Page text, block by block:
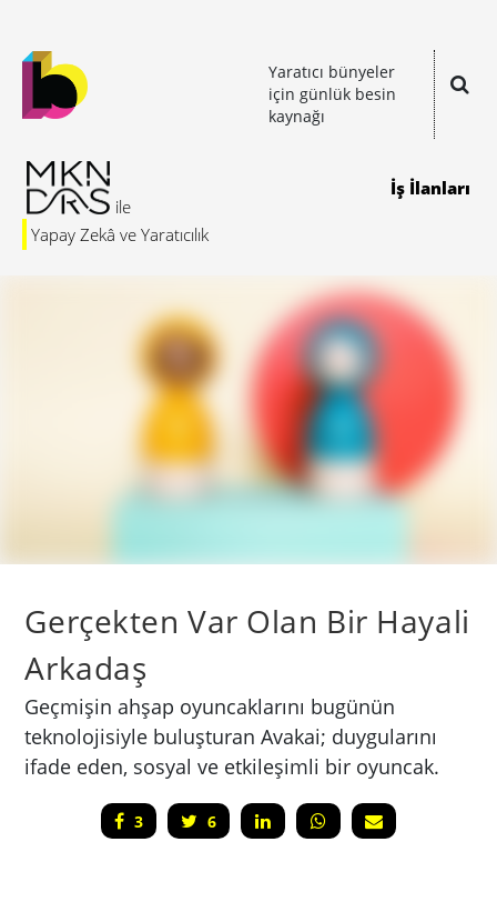
Yaratıcı bünyeler
için günlük besin
kaynağı
Yapay Zekâ ve Yaratıcılık
İş İlanları
Gerçekten Var Olan Bir Hayali
Arkadaş
Geçmişin ahşap oyuncaklarını bugünün
teknolojisiyle buluşturan Avakai; duygularını
ifade eden, sosyal ve etkileşimli bir oyuncak.
3 6